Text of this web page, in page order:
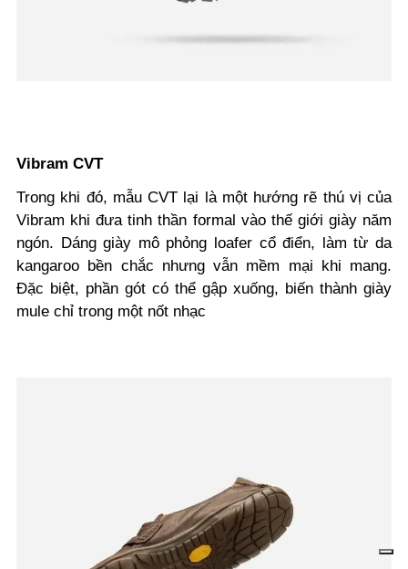
Vibram CVT
Trong khi đó, mẫu CVT lại là một hướng rẽ thú vị của
Vibram khi đưa tinh thần formal vào thế giới giày năm
ngón. Dáng giày mô phỏng loafer cổ điển, làm từ da
kangaroo bền chắc nhưng vẫn mềm mại khi mang.
Đặc biệt, phần gót có thể gập xuống, biến thành giày
mule chỉ trong một nốt nhạc